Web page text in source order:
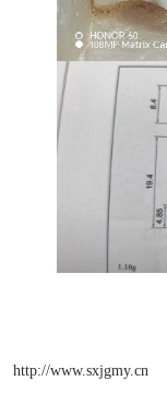
http://www.sxjgmy.cn